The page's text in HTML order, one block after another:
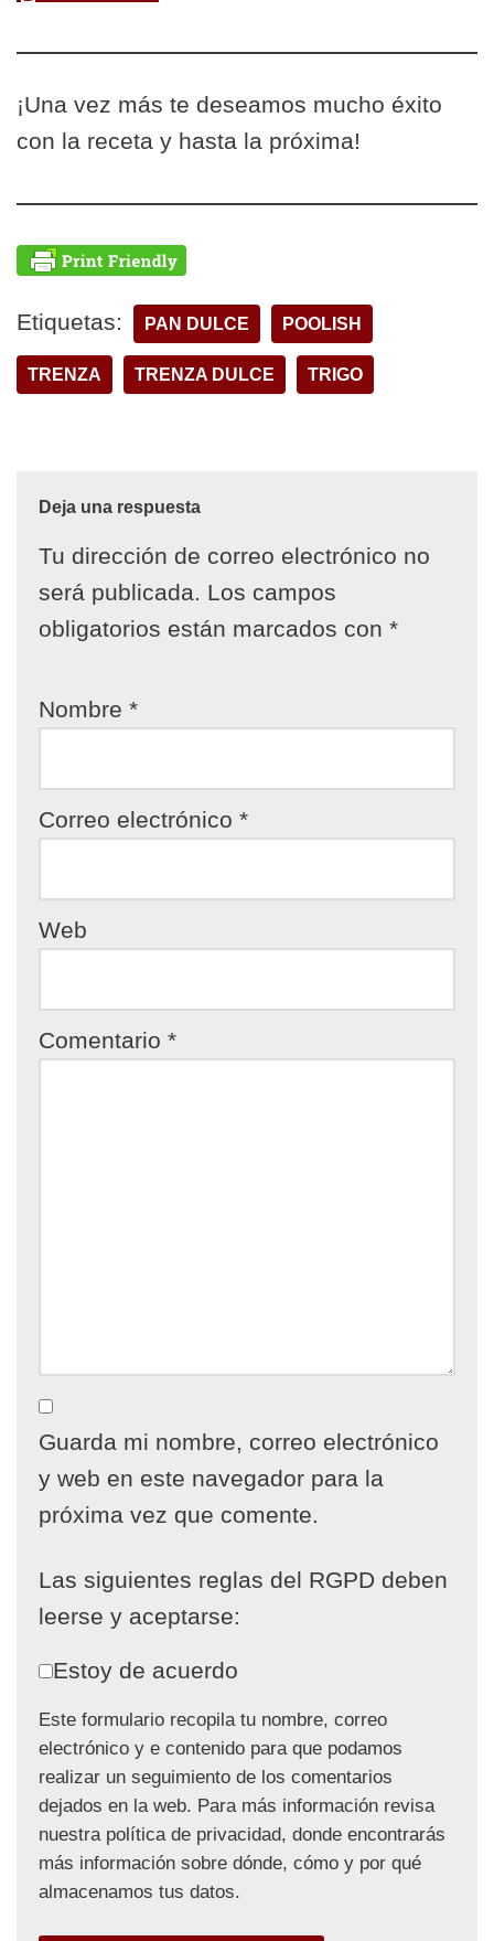
¡Una vez más te deseamos mucho éxito
con la receta y hasta la próxima!
Etiquetas: PAN DULCE POOLISH
TRENZA TRENZA DULCE TRIGO
Deja una respuesta
Tu dirección de correo electrónico no
será publicada. Los campos
obligatorios están marcados con *
Nombre *
Correo electrónico *
Web
Comentario *
Guarda mi nombre, correo electrónico
y web en este navegador para la
próxima vez que comente.
Las siguientes reglas del RGPD deben
leerse y aceptarse:
Estoy de acuerdo
Este formulario recopila tu nombre, correo
electrónico y e contenido para que podamos
realizar un seguimiento de los comentarios
dejados en la web. Para más información revisa
nuestra política de privacidad, donde encontrarás
más información sobre dónde, cómo y por qué
almacenamos tus datos.